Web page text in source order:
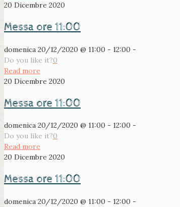
20 Dicembre 2020
Messa ore 11:00
domenica 20/12/2020 @ 11:00 - 12:00 -
Do you like it?0
Read more
20 Dicembre 2020
Messa ore 11:00
domenica 20/12/2020 @ 11:00 - 12:00 -
Do you like it?0
Read more
20 Dicembre 2020
Messa ore 11:00
domenica 20/12/2020 @ 11:00 - 12:00 -